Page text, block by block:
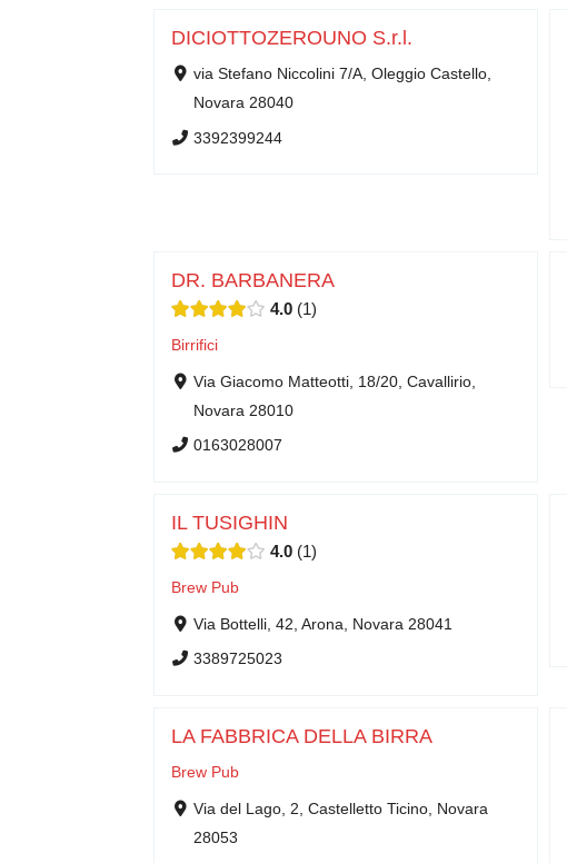
DICIOTTOZEROUNO S.r.l.
via Stefano Niccolini 7/A, Oleggio Castello,
Novara 28040
3392399244
DR. BARBANERA
4.0 1
Birrifici
Via Giacomo Matteotti, 18/20, Cavallirio,
Novara 28010
0163028007
IL TUSIGHIN
4.0 1
Brew Pub
Via Bottelli, 42, Arona, Novara 28041
3389725023
LA FABBRICA DELLA BIRRA
Brew Pub
Via del Lago, 2, Castelletto Ticino, Novara
28053